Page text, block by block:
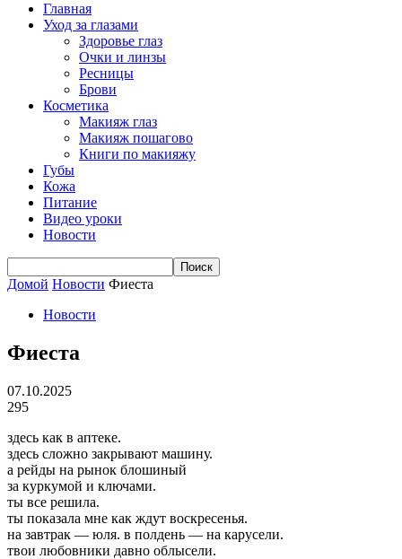
Главная
Уход за глазами
Здоровье глаз
Очки и линзы
Ресницы
Брови
Косметика
Макияж глаз
Макияж пошагово
Книги по макияжу
Губы
Кожа
Питание
Видео уроки
Новости
Домой Новости Фиеста
Новости
Фиеста
07.10.2025
295
здесь как в аптеке.
здесь сложно закрывают машину.
а рейды на рынок блошиный
за куркумой и ключами.
ты все решила.
ты показала мне как ждут воскресенья.
на завтрак — юля. в полдень — на карусели.
твои любовники давно облысели.